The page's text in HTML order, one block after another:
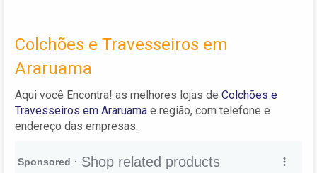
Colchões e Travesseiros em
Araruama
Aqui você Encontra! as melhores lojas de Colchões e
Travesseiros em Araruama e região, com telefone e
endereço das empresas.